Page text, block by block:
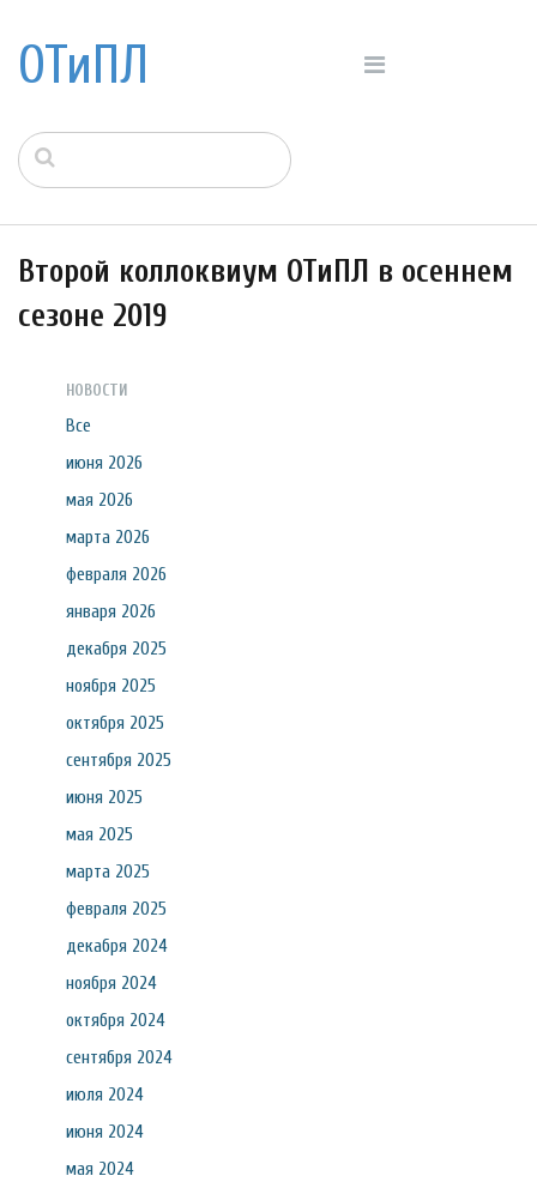
ОТиПЛ
Второй коллоквиум ОТиПЛ в осеннем
сезоне 2019
НОВОСТИ
Все
июня 2026
мая 2026
марта 2026
февраля 2026
января 2026
декабря 2025
ноября 2025
октября 2025
сентября 2025
июня 2025
мая 2025
марта 2025
февраля 2025
декабря 2024
ноября 2024
октября 2024
сентября 2024
июля 2024
июня 2024
мая 2024